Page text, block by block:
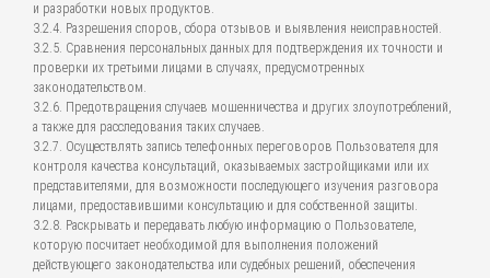
и разработки новых продуктов.
3.2.4. Разрешения споров, сбора отзывов и выявления неисправностей.
3.2.5. Сравнения персональных данных для подтверждения их точности и
проверки их третьими лицами в случаях, предусмотренных
законодательством.
3.2.6. Предотвращения случаев мошенничества и других злоупотреблений,
а также для расследования таких случаев.
3.2.7. Осуществлять запись телефонных переговоров Пользователя для
контроля качества консультаций, оказываемых застройщиками или их
представителями, для возможности последующего изучения разговора
лицами, предоставившими консультацию и для собственной защиты.
3.2.8. Раскрывать и передавать любую информацию о Пользователе,
которую посчитает необходимой для выполнения положений
действующего законодательства или судебных решений, обеспечения